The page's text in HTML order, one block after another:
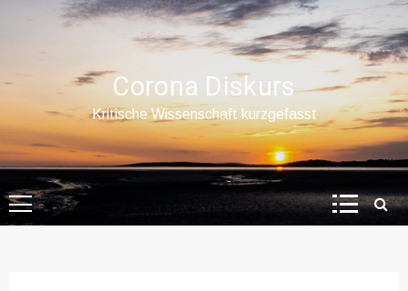
Corona Diskurs
Kritische Wissenschaft kurzgefasst